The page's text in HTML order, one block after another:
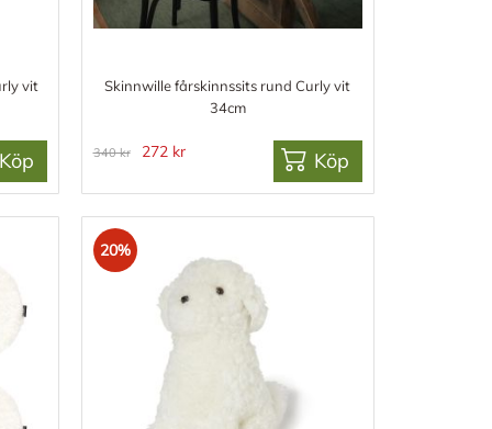
vit
Skinnwille fårskinnssits rund Curly vit
34cm
340 kr 272 kr Köp
20%